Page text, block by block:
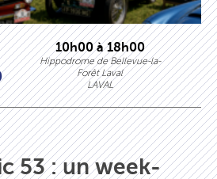
10h00 à 18h00
Hippodrome de Bellevue-la-
Forêt Laval
LAVAL
53 : un week-